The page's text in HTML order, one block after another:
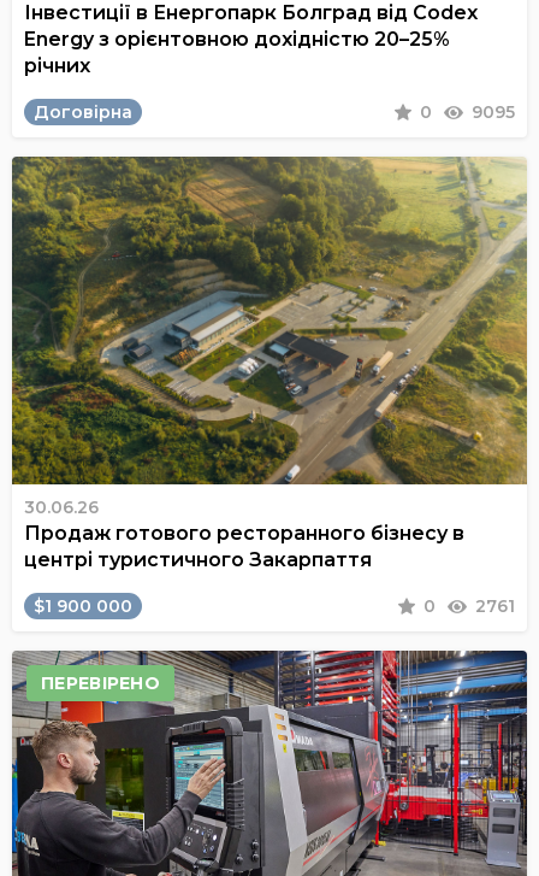
Інвестиції в Енергопарк Болград від Codex
Energy з орієнтовною дохідністю 20–25%
річних
Договірна 0 9095
30.06.26
Продаж готового ресторанного бізнесу в
центрі туристичного Закарпаття
$1 900 000 0 2761
ПЕРЕВІРЕНО